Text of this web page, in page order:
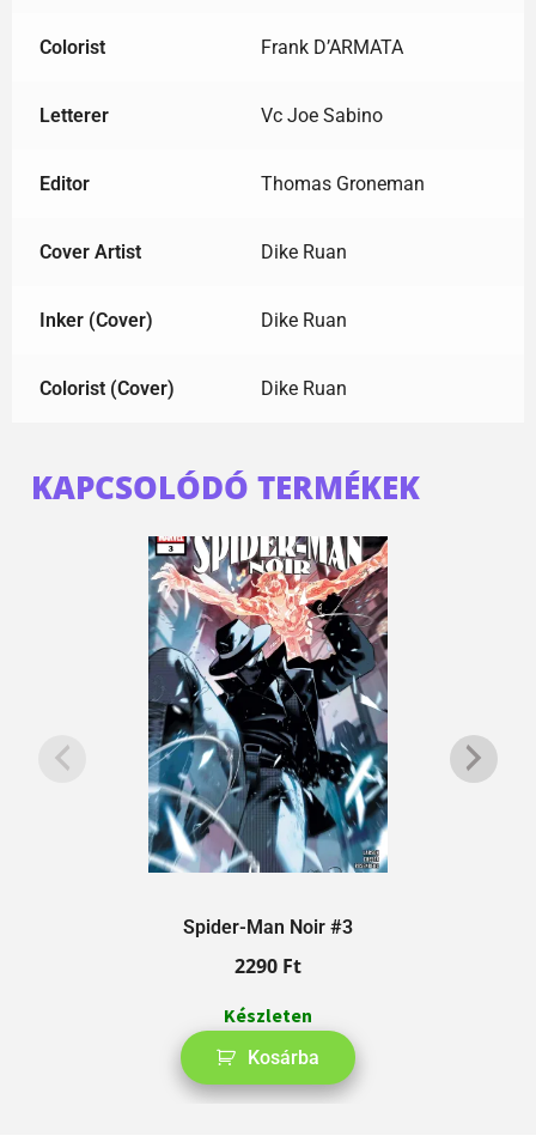
Colorist Frank D’ARMATA
Letterer Vc Joe Sabino
Editor Thomas Groneman
Cover Artist Dike Ruan
Inker (Cover) Dike Ruan
Colorist (Cover) Dike Ruan
KAPCSOLÓDÓ TERMÉKEK
Spider-Man Noir #3
2290 Ft
Készleten
Kosárba